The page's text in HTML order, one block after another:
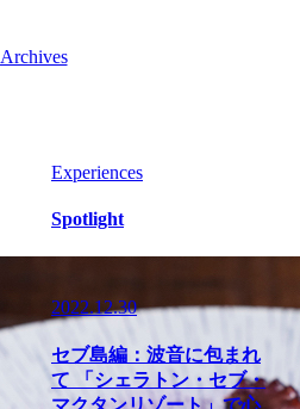
Archives
Experiences
Spotlight
2022.12.30
セブ島編：波音に包まれ
て 「シェラトン・セブ・
マクタンリゾート」で心